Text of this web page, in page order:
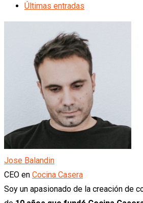
Últimas entradas
Jose Balandin
CEO en Cocina Casera
Soy un apasionado de la creación de